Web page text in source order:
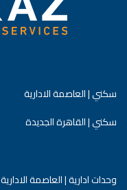
سكني | العاصمة الادارية
سكني | القاهرة الجديدة
وحدات ادارية | العاصمة الادارية